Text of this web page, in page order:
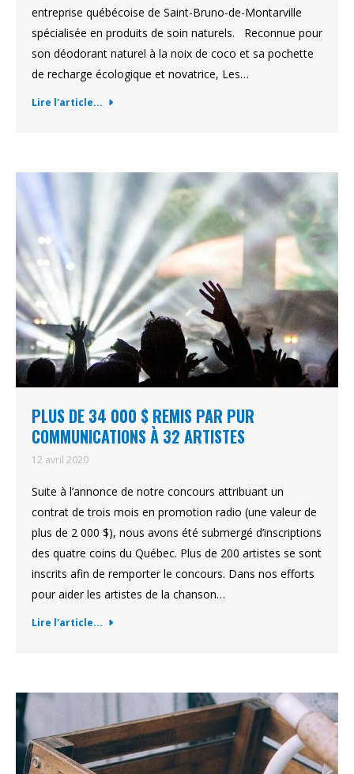
entreprise québécoise de Saint-Bruno-de-Montarville
spécialisée en produits de soin naturels. Reconnue pour
son déodorant naturel à la noix de coco et sa pochette
de recharge écologique et novatrice, Les…
Lire l'article...
PLUS DE 34 000 $ REMIS PAR PUR
COMMUNICATIONS À 32 ARTISTES
12 avril 2020
Suite à l’annonce de notre concours attribuant un
contrat de trois mois en promotion radio (une valeur de
plus de 2 000 $), nous avons été submergé d’inscriptions
des quatre coins du Québec. Plus de 200 artistes se sont
inscrits afin de remporter le concours. Dans nos efforts
pour aider les artistes de la chanson…
Lire l'article...